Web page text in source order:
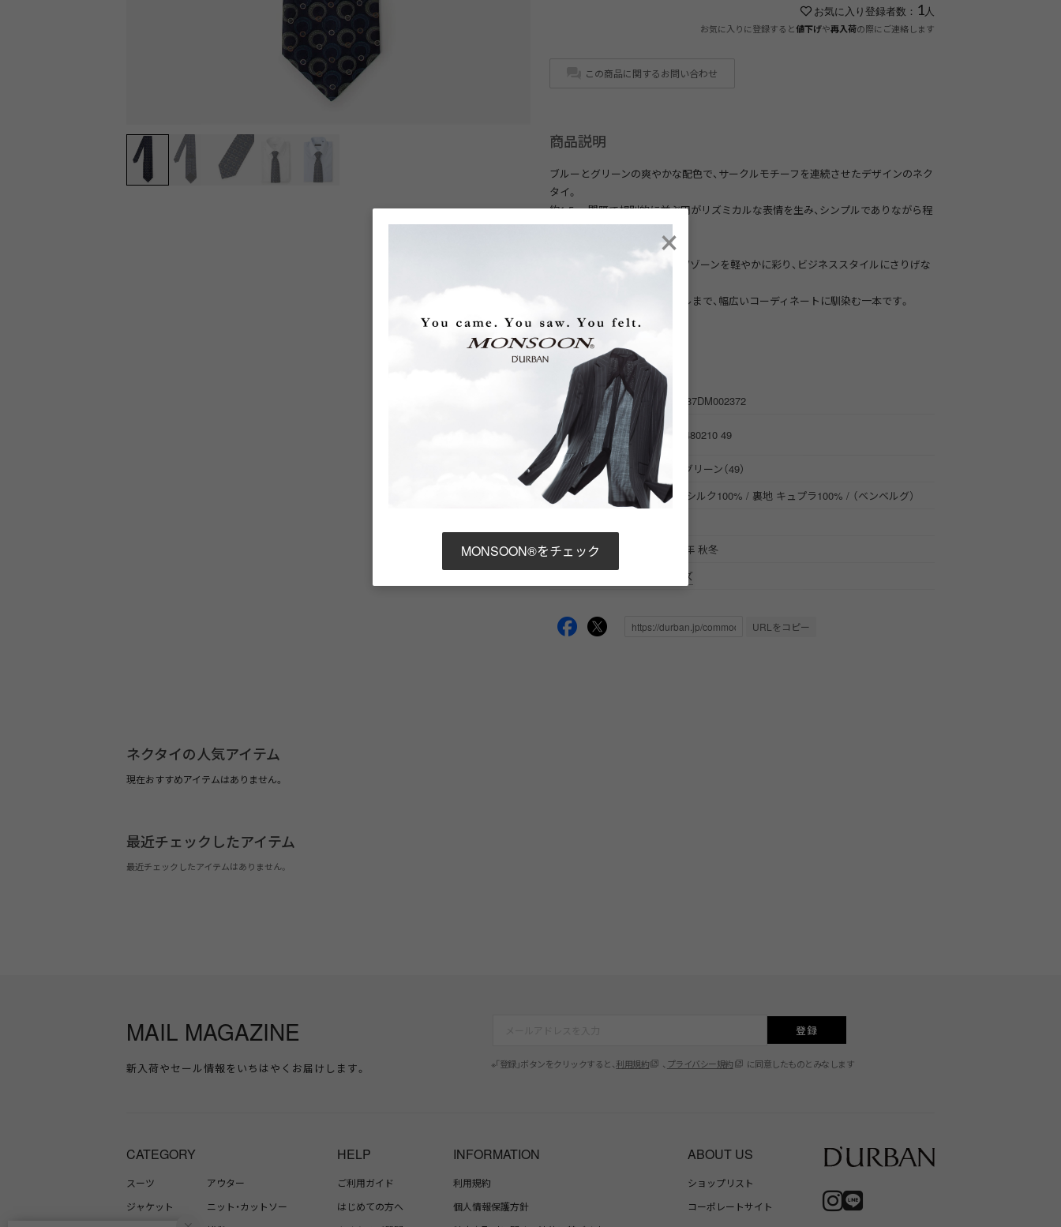
お気に入り登録者数： 1 人
お気に入りに登録すると 値下げや再入荷の際にご連絡します
この商品に関するお問い合わせ
商品説明
ブルーとグリーンの爽やかな配色で、サークルモチーフを連続させたデザインのネク
タイ。
約1.5cm間隔で規則的に並ぶ円がリズミカルな表情を生み、シンプルでありながら程
よい個性を演出します。
清涼感のあるカラーリングがVゾーンを軽やかに彩り、ビジネススタイルにさりげな
スーツからジャケットスタイルまで、幅広いコーディネートに馴染む一本です。
剣先幅：8ｃｍ
商品詳細
商品番号
D05887DM002372
ブランド商品番号
※店舗お問い合わせ用
1606480210 49
色
モスグリーン（49）
素材
表地 シルク100% / 裏地 キュプラ100% / （ベンベルグ）
シーズン
2026年 秋冬
メンズ
URLをコピー
ネクタイの人気アイテム
現在おすすめアイテムはありません。
最近チェックしたアイテム
最近チェックしたアイテムはありません。
MAIL MAGAZINE
新入荷やセール情報をいちはやくお届けします。
登録
※「登録」ボタンをクリックすると、 利用規約 、 プライバシー規約 に同意したものとみなします
CATEGORY
スーツ
ジャケット
アウター
ニット・カットソー
HELP
ご利用ガイド
はじめての方へ
INFORMATION
利用規約
個人情報保護方針
ABOUT US
ショップリスト
コーポレートサイト
×
MONSOON®をチェック